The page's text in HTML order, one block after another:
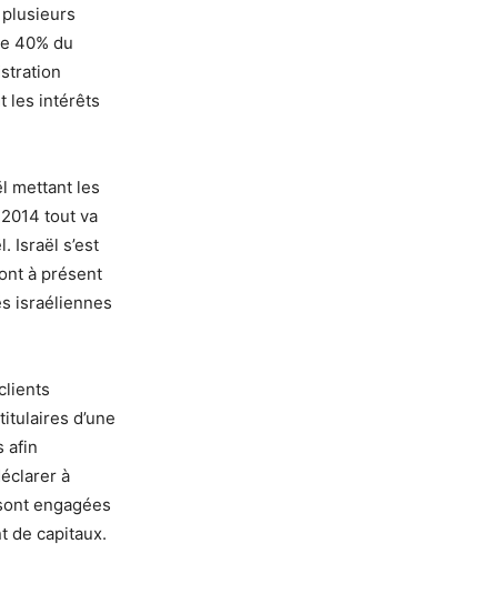
40% du
les intérêts
mettant les
tout va
Israël s’est
à présent
israéliennes
d’une
afin
à
engagées
de capitaux.